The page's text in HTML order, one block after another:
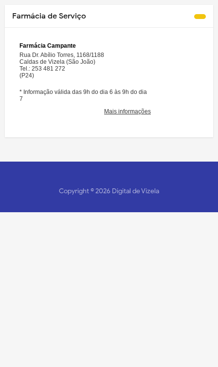
Farmácia de Serviço
Copyright ©2026 Digital de Vizela